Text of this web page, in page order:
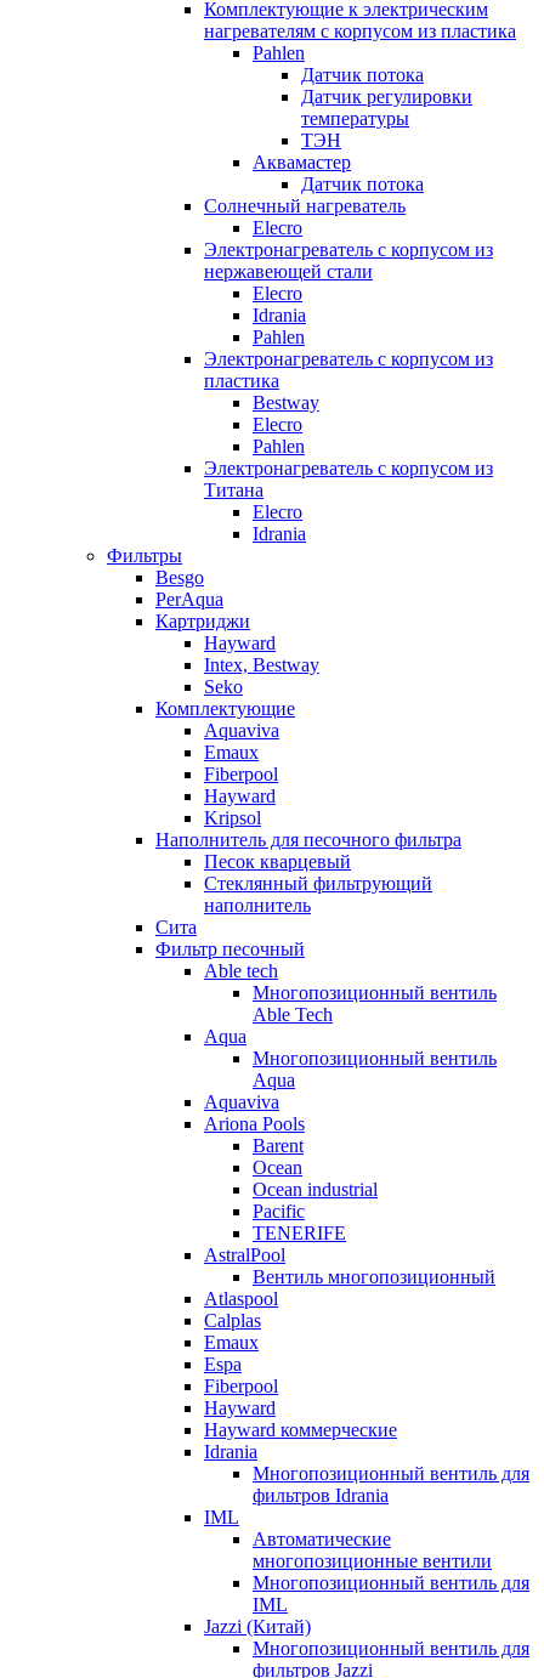
Комплектующие к электрическим
нагревателям с корпусом из пластика
Pahlen
Датчик потока
Датчик регулировки
температуры
ТЭН
Аквамастер
Датчик потока
Солнечный нагреватель
Elecro
Электронагреватель с корпусом из
нержавеющей стали
Elecro
Idrania
Pahlen
Электронагреватель с корпусом из
пластика
Bestway
Elecro
Pahlen
Электронагреватель с корпусом из
Титана
Elecro
Idrania
Фильтры
Besgo
PerAqua
Картриджи
Hayward
Intex, Bestway
Seko
Комплектующие
Aquaviva
Emaux
Fiberpool
Hayward
Kripsol
Наполнитель для песочного фильтра
Песок кварцевый
Стеклянный фильтрующий
наполнитель
Сита
Фильтр песочный
Able tech
Многопозиционный вентиль
Able Tech
Aqua
Многопозиционный вентиль
Aqua
Aquaviva
Ariona Pools
Barent
Ocean
Ocean industrial
Pacific
TENERIFE
AstralPool
Вентиль многопозиционный
Atlaspool
Calplas
Emaux
Espa
Fiberpool
Hayward
Hayward коммерческие
Idrania
Многопозиционный вентиль для
фильтров Idrania
IML
Автоматические
многопозиционные вентили
Многопозиционный вентиль для
IML
Jazzi (Китай)
Многопозиционный вентиль для
фильтров Jazzi